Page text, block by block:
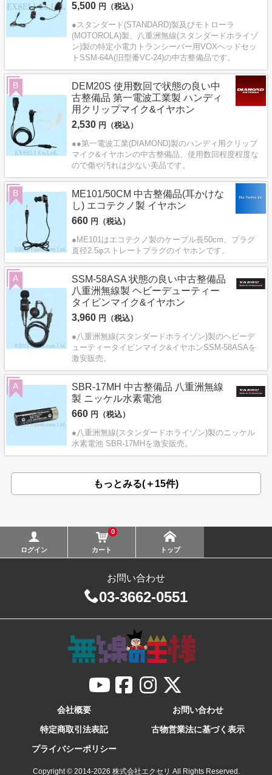
5,500 円（税込）
●スタンダード(STANDARD)製及びモトローラ
(MOTOROLA)製、八重洲無線(スタンダードホライゾ
ン)製の特定小電力トランシーバー用VOXヘッドセッ
トSSM-64A(旧型番VC-24)の中古整備品です。
DEM20S 使用数回で状態の良い中
古整備品 第一電波工業製 ハンディ
用クリップマイク&イヤホン
2,530 円（税込）
●●第一電波工業(DIAMOND)製のハンディ用クリップ
マイク&イヤホンの中古整備品。使用数回程度程度な
ので傷や汚れは少ない美品です。
B
ME101/50CM 中古整備品(耳かけな
し) エコテクノ製 イヤホン
660 円（税込）
●ME101はエコテクノ製のケーブル長50cm、プラグ
直径2.5φストレートプラグのイヤホンです。
B
SSM-58ASA 状態の良い中古整備品
八重洲無線製 ヘビーデューティー
タイピンマイク&イヤホン
3,960 円（税込）
●八重洲無線(スタンダードホライゾン)製のヘビーデ
ューティータイピンマイク&イヤホンSSM-58ASAを
激安販売。
A
SBR-17MH 中古整備品 八重洲無線
製 ニッケル水素電池
660 円（税込）
●八重洲無線(スタンダードホライゾン)製のニッケル
水素電池 SBR-17MHを激安販売。
A
もっとみる(＋15件)
ログイン
0
カート トップ
お問い合わせ
03-3662-0551
会社概要
お問い合わせ
特定商取引法表記
古物営業法に基づく表示
プライバシーポリシー
Copyright © 2014-2026 株式会社エクセリ All Rights Reserved.